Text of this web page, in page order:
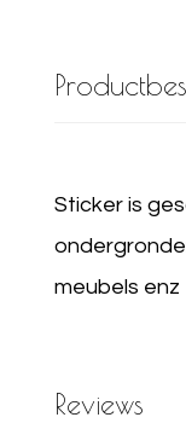
Sticker is
meubels enz
Reviews